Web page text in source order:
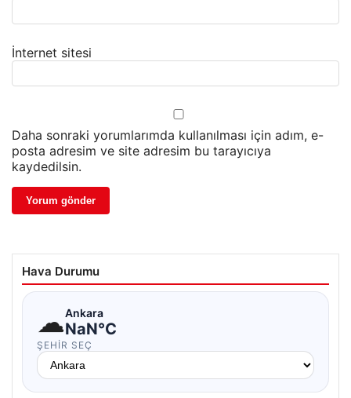
İnternet sitesi
Daha sonraki yorumlarımda kullanılması için adım, e-
posta adresim ve site adresim bu tarayıcıya
kaydedilsin.
Hava Durumu
☁Ankara
NaN°C
ŞEHIR SEÇ